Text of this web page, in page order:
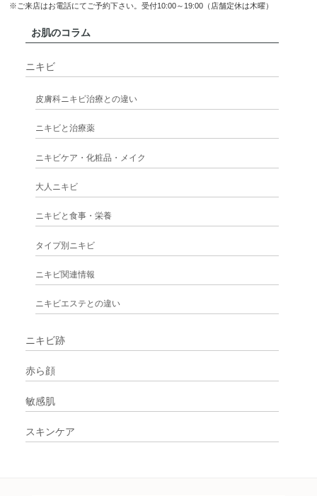
※ご来店はお電話にてご予約下さい。受付10:00～19:00（店舗定休は木曜）
お肌のコラム
ニキビ
皮膚科ニキビ治療との違い
ニキビと治療薬
ニキビケア・化粧品・メイク
大人ニキビ
ニキビと食事・栄養
タイプ別ニキビ
ニキビ関連情報
ニキビエステとの違い
ニキビ跡
赤ら顔
敏感肌
スキンケア